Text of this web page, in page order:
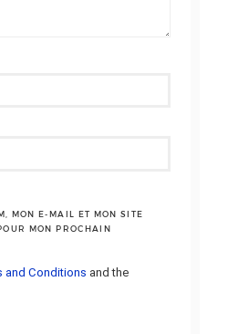
MON E-MAIL ET MON SITE
MON PROCHAIN
and Conditions and the